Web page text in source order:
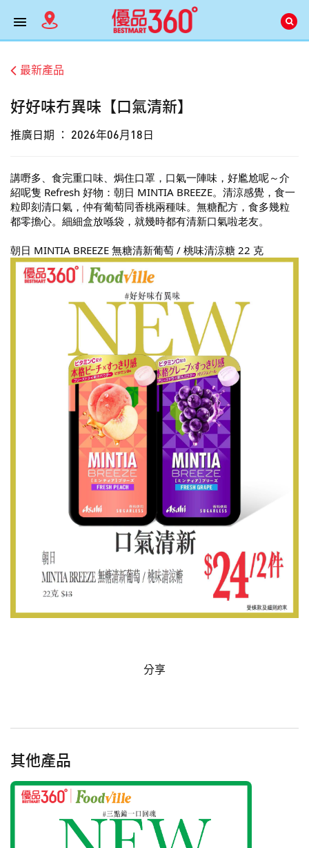
最新產品
好好味冇異味【口氣清新】
推廣日期 ： 2026年06月18日
講嘢多、食完重口味、焗住口罩，口氣一陣味，好尷尬呢～介
紹呢隻 Refresh 好物：朝日 MINTIA BREEZE。清涼感覺，食一
粒即刻清口氣，仲有葡萄同香桃兩種味。無糖配方，食多幾粒
都零擔心。細細盒放喺袋，就幾時都有清新口氣啦老友。
朝日 MINTIA BREEZE 無糖清新葡萄 / 桃味清涼糖 22 克
分享
其他產品